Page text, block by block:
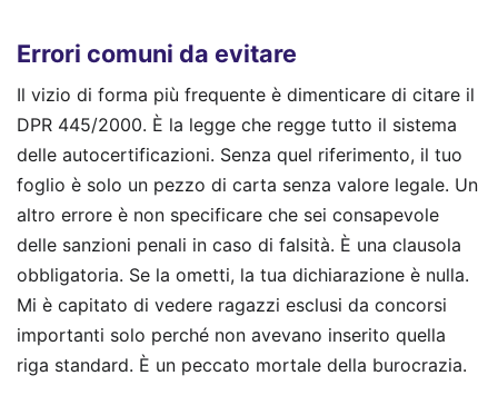
Errori comuni da evitare
Il vizio di forma più frequente è dimenticare di citare il
DPR 445/2000. È la legge che regge tutto il sistema
delle autocertificazioni. Senza quel riferimento, il tuo
foglio è solo un pezzo di carta senza valore legale. Un
altro errore è non specificare che sei consapevole
delle sanzioni penali in caso di falsità. È una clausola
obbligatoria. Se la ometti, la tua dichiarazione è nulla.
Mi è capitato di vedere ragazzi esclusi da concorsi
importanti solo perché non avevano inserito quella
riga standard. È un peccato mortale della burocrazia.